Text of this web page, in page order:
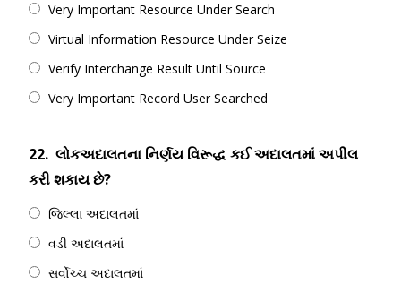
Very Important Resource Under Search
Virtual Information Resource Under Seize
Verify Interchange Result Until Source
Very Important Record User Searched
22. લોકઅદાલતના નિર્ણય વિરૂદ્ધ કઈ અદાલતમાં અપીલ
કરી શકાય છે?
જિલ્લા અદાલતમાં
વડી અદાલતમાં
સર્વોચ્ચ અદાલતમાં